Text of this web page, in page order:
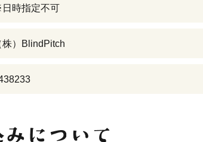
時指定不可
株）BlindPitch